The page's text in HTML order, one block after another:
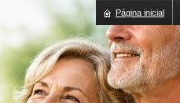
Página inicial